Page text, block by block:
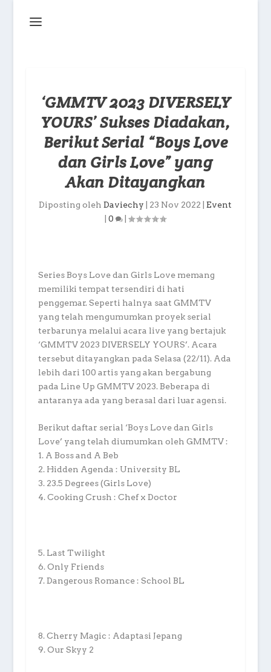
‘GMMTV 2023 DIVERSELY
YOURS’ Sukses Diadakan,
Berikut Serial “Boys Love
dan Girls Love” yang
Akan Ditayangkan
Diposting olehDaviechy 23 Nov 2022 |Event
|0 |
Series Boys Love dan Girls Love memang
memiliki tempat tersendiri di hati
penggemar. Seperti halnya saat GMMTV
yang telah mengumumkan proyek serial
terbarunya melalui acara live yang bertajuk
‘GMMTV 2023 DIVERSELY YOURS’. Acara
tersebut ditayangkan pada Selasa (22/11). Ada
lebih dari 100 artis yang akan bergabung
pada Line Up GMMTV 2023. Beberapa di
antaranya ada yang berasal dari luar agensi.
Berikut daftar serial ‘Boys Love dan Girls
Love’ yang telah diumumkan oleh GMMTV :
1. A Boss and A Beb
2. Hidden Agenda : University BL
3. 23.5 Degrees (Girls Love)
4. Cooking Crush : Chef x Doctor
5. Last Twilight
6. Only Friends
7. Dangerous Romance : School BL
8. Cherry Magic : Adaptasi Jepang
9. Our Skyy 2